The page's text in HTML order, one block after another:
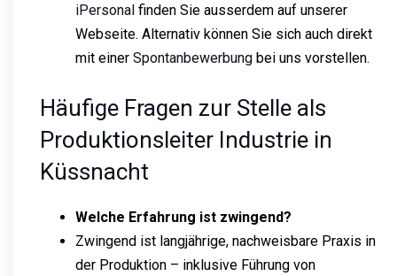
iPersonal finden Sie ausserdem auf unserer
Webseite. Alternativ können Sie sich auch direkt
mit einer Spontanbewerbung bei uns vorstellen.
Häufige Fragen zur Stelle als
Produktionsleiter Industrie in
Küssnacht
Welche Erfahrung ist zwingend?
Zwingend ist langjährige, nachweisbare Praxis in
der Produktion – inklusive Führung von